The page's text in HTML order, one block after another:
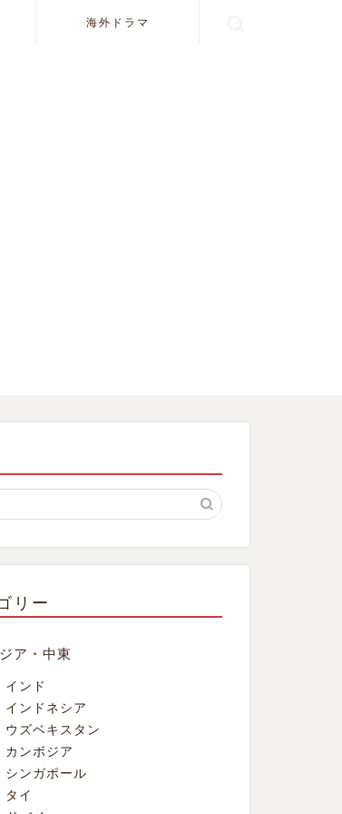
海外ドラマ
リー
ア・中東
インド
インドネシア
ウズベキスタン
カンボジア
シンガポール
タイ